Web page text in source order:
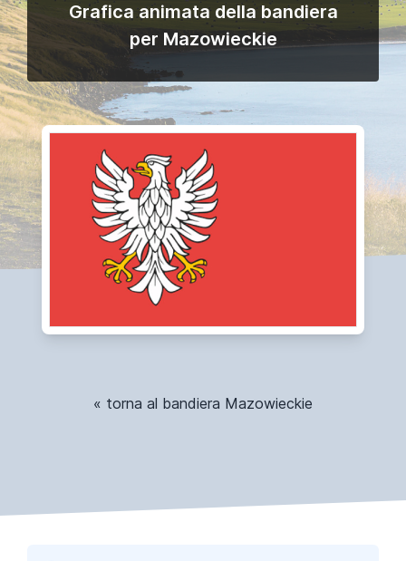
Grafica animata della bandiera
per Mazowieckie
« torna al bandiera Mazowieckie